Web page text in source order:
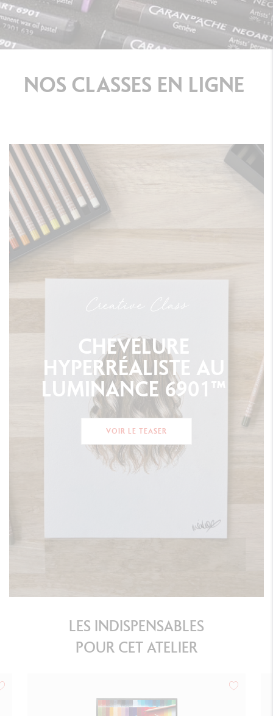
NOS CLASSES EN LIGNE
Creative Class
CHEVELURE
HYPERRÉALISTE AU
LUMINANCE 6901™
VOIR LE TEASER
LES INDISPENSABLES
POUR CET ATELIER